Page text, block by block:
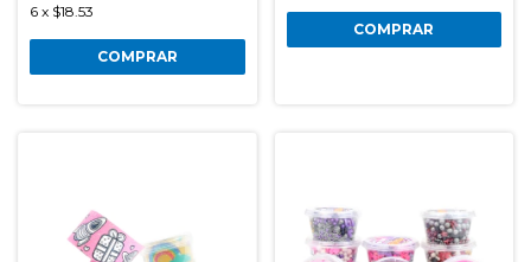
6 x $18.53
COMPRAR